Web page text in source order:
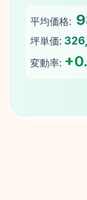
平均価格:
坪単価:
変動率: +